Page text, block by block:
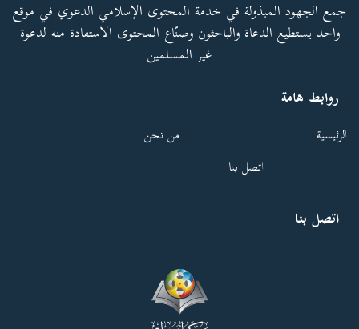
جمع الجهود المبذولة في خدمة المحتوى الإسلامي الدعوي في موقع
واحد يستطيع الدعاة والباحثون وصنّاع المحتوى الاستفادة منه لدعوة
غير المسلمين
روابط هامة
الرئيسية
من نحن
اتصل بنا
اتصل بنا